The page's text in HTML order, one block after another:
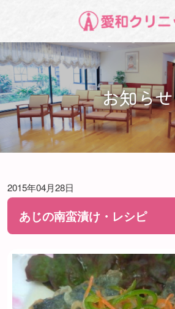
お知らせ
2015年04月28日
あじの南蛮漬け・レシピ